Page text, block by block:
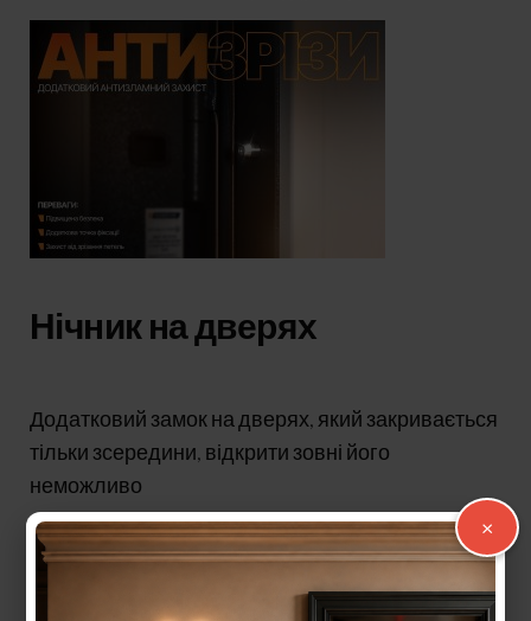
Нічник на дверях
Додатковий замок на дверях, який закривається
тільки зсередини, відкрити зовні його
неможливо
×